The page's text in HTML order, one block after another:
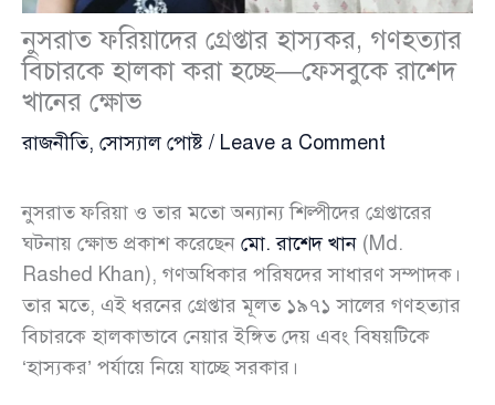
নুসরাত ফরিয়াদের গ্রেপ্তার হাস্যকর, গণহত্যার
বিচারকে হালকা করা হচ্ছে—ফেসবুকে রাশেদ
খানের ক্ষোভ
রাজনীতি, সোস্যাল পোষ্ট / Leave a Comment
নুসরাত ফরিয়া ও তার মতো অন্যান্য শিল্পীদের গ্রেপ্তারের
ঘটনায় ক্ষোভ প্রকাশ করেছেন মো. রাশেদ খান (Md.
Rashed Khan), গণঅধিকার পরিষদের সাধারণ সম্পাদক।
তার মতে, এই ধরনের গ্রেপ্তার মূলত ১৯৭১ সালের গণহত্যার
বিচারকে হালকাভাবে নেয়ার ইঙ্গিত দেয় এবং বিষয়টিকে
‘হাস্যকর’ পর্যায়ে নিয়ে যাচ্ছে সরকার।